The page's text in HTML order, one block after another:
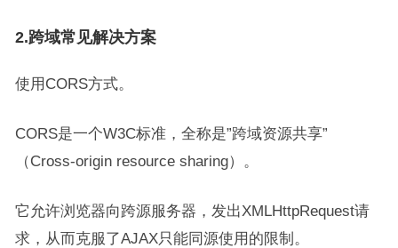
2.跨域常见解决方案
使用CORS方式。
CORS是一个W3C标准，全称是”跨域资源共享”
（Cross-origin resource sharing）。
它允许浏览器向跨源服务器，发出XMLHttpRequest请
求，从而克服了AJAX只能同源使用的限制。